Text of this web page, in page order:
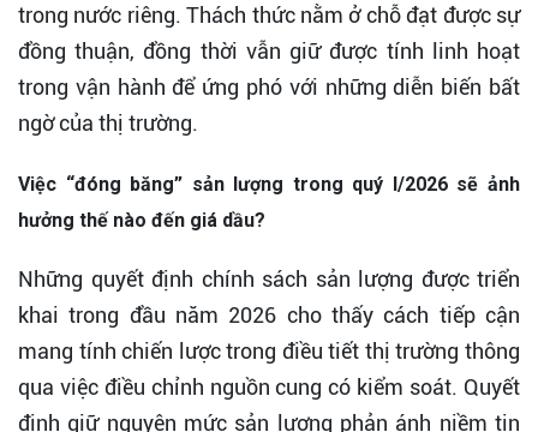
trong nước riêng. Thách thức nằm ở chỗ đạt được sự
đồng thuận, đồng thời vẫn giữ được tính linh hoạt
trong vận hành để ứng phó với những diễn biến bất
ngờ của thị trường.
Việc “đóng băng” sản lượng trong quý I/2026 sẽ ảnh
hưởng thế nào đến giá dầu?
Những quyết định chính sách sản lượng được triển
khai trong đầu năm 2026 cho thấy cách tiếp cận
mang tính chiến lược trong điều tiết thị trường thông
qua việc điều chỉnh nguồn cung có kiểm soát. Quyết
định giữ nguyên mức sản lượng phản ánh niềm tin